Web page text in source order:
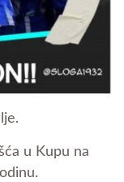
u Kupu na